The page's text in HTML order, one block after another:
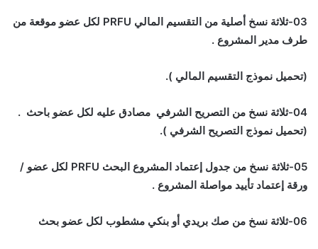
03-ثلاثة نسخ أصلية من التقسيم المالي PRFU لكل عضو موقعة من
طرف مدير المشروع .
(تحميل نموذج التقسيم المالي ).
04-ثلاثة نسخ من التصريح الشرفي مصادق عليه لكل عضو باحث .
(تحميل نموذج التصريح الشرفي ).
05-ثلاثة نسخ من جدول إعتماد المشروع البحث PRFU لكل عضو /
ورقة إعتماد تأييد مواصلة المشروع .
06-ثلاثة نسخ من صك بريدي أو بنكي مشطوب لكل عضو بحث